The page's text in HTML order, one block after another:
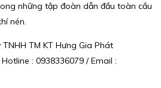
những tập đoàn dẫn đầu toàn cầu
nén.
TM KT Hưng Gia Phát
: 0938336079 / Email :